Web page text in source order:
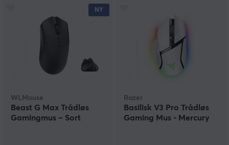
NY
WLMouse
Beast G Max Trådløs
Gamingmus – Sort
Razer
Basilisk V3 Pro Trådløs
Gaming Mus - Mercury